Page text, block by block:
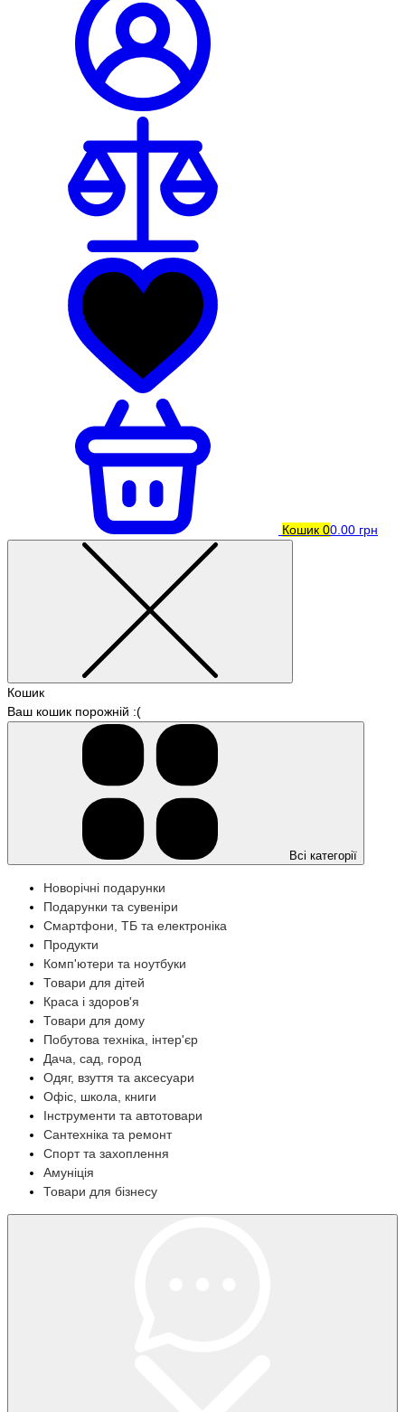
Кошик 00.00 грн
Кошик
Ваш кошик порожній :(
Всі категорії
Новорічні подарунки
Подарунки та сувеніри
Смартфони, ТБ та електроніка
Продукти
Комп'ютери та ноутбуки
Товари для дітей
Краса і здоров'я
Товари для дому
Побутова техніка, інтер'єр
Дача, сад, город
Одяг, взуття та аксесуари
Офіс, школа, книги
Інструменти та автотовари
Сантехніка та ремонт
Спорт та захоплення
Амуніція
Товари для бізнесу